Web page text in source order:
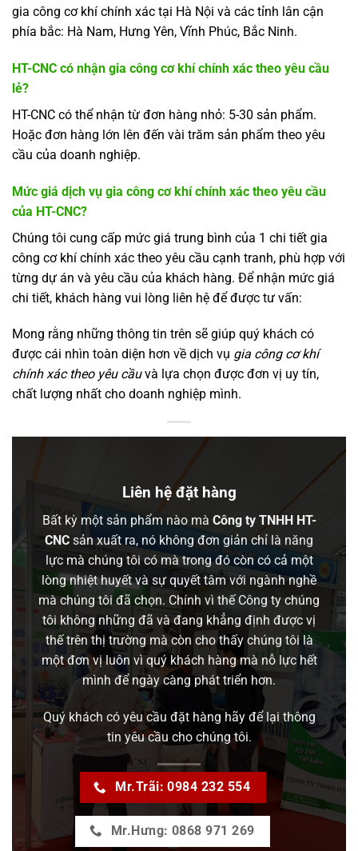
gia công cơ khí chính xác tại Hà Nội và các tỉnh lân cận
phía bắc: Hà Nam, Hưng Yên, Vĩnh Phúc, Bắc Ninh.
HT-CNC có nhận gia công cơ khí chính xác theo yêu cầu
lẻ?
HT-CNC có thể nhận từ đơn hàng nhỏ: 5-30 sản phẩm.
Hoặc đơn hàng lớn lên đến vài trăm sản phẩm theo yêu
cầu của doanh nghiệp.
Mức giá dịch vụ gia công cơ khí chính xác theo yêu cầu
của HT-CNC?
Chúng tôi cung cấp mức giá trung bình của 1 chi tiết gia
công cơ khí chính xác theo yêu cầu cạnh tranh, phù hợp với
từng dự án và yêu cầu của khách hàng. Để nhận mức giá
chi tiết, khách hàng vui lòng liên hệ để được tư vấn:
Mong rằng những thông tin trên sẽ giúp quý khách có
được cái nhìn toàn diện hơn về dịch vụ gia công cơ khí
chính xác theo yêu cầuvà lựa chọn được đơn vị uy tín,
chất lượng nhất cho doanh nghiệp mình.
Liên hệ đặt hàng
Bất kỳ một sản phẩm nào mà Công ty TNHH HT-
CNC sản xuất ra, nó không đơn giản chỉ là năng
lực mà chúng tôi có mà trong đó còn có cả một
lòng nhiệt huyết và sự quyết tâm với ngành nghề
mà chúng tôi đã chọn. Chính vì thế Công ty chúng
tôi không những đã và đang khẳng định được vị
thế trên thị trường mà còn cho thấy chúng tôi là
một đơn vị luôn vì quý khách hàng mà nỗ lực hết
mình để ngày càng phát triển hơn.
Quý khách có yêu cầu đặt hàng hãy để lại thông
tin yêu cầu cho chúng tôi.
Mr.Trãi: 0984 232 554
Mr.Hưng: 0868 971 269